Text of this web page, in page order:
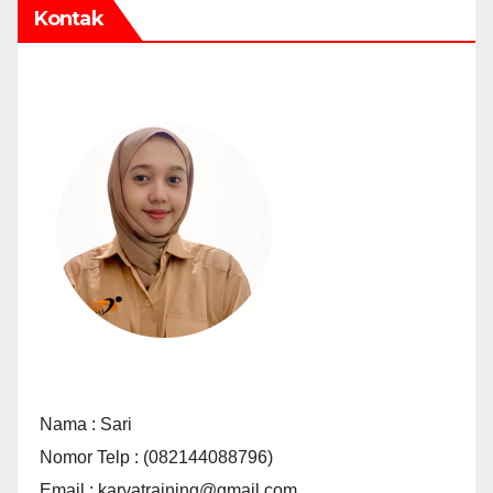
Kontak
Nama : Sari
Nomor Telp : (082144088796)